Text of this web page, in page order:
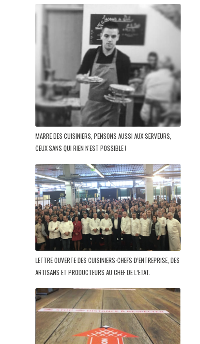
MARRE DES CUISINIERS, PENSONS AUSSI AUX SERVEURS,
CEUX SANS QUI RIEN N'EST POSSIBLE !
LETTRE OUVERTE DES CUISINIERS-CHEFS D’ENTREPRISE, DES
ARTISANS ET PRODUCTEURS AU CHEF DE L’ETAT.